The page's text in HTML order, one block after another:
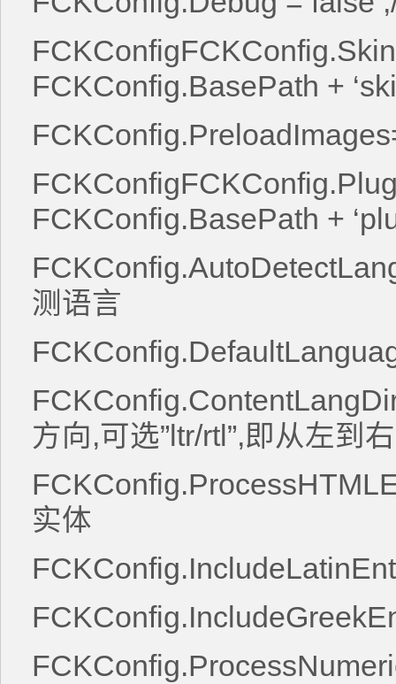
FCKConfig.BasePath +
FCKConfig.BasePath +
测语言
方向,可选”ltr/rtl”,即从左到
实体